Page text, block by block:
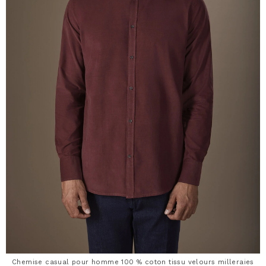
Chemise casual pour homme 100 % coton tissu velours milleraies